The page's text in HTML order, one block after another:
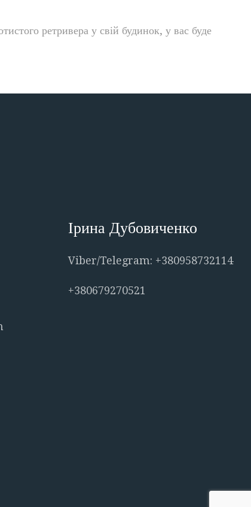
ретривера у свій будинок, у вас буде
Ірина Дубовиченко
Viber/Telegram: +380958732114
+380679270521